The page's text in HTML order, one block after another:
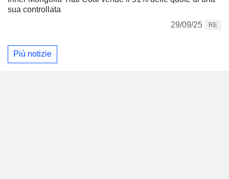
sua controllata
29/09/25
RE
Più notizie